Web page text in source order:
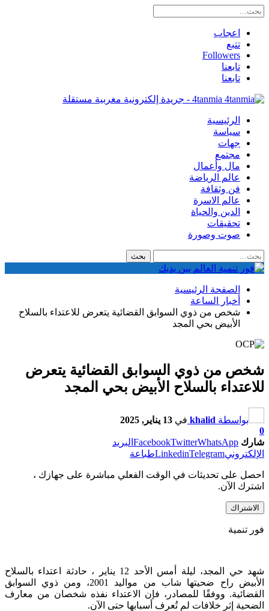
اعجاب
تتبع
Followers
تابعنا
تابعنا
4tanmia - جريدة إلكترونية مغربية مستقلة
الرئيسية
سياسة
جهات
مجتمع
مال وأعمال
عالم الرياضة
فن وثقافة
عالم الاسرة
الدين والحياة
تحقيقات
صوت وصورة
الصفحة الرئيسية
أخبار الساعة
شخص من ذوي السوابق القضائية يتعرض للاعتداء بالسلاح
الأبيض بحي المجد
شخص من ذوي السوابق القضائية يتعرض
للاعتداء بالسلاح الأبيض بحي المجد
بواسطة khalid في 13 يناير, 2025
0
شارك
FacebookTwitterWhatsApp
البريد
الإلكتروني
LinkedinTelegram طباعة
احصل على تحديثات في الوقت الفعلي مباشرة على جهازك ،
اشترك الآن.
الاشتراك
فور تنمية
شهد حي المجد، ليلة أمس الأحد 12 يناير ، حادثة اعتداء بالسلاح
الأبيض راح ضحيتها شاب من مواليد 2001، ومن ذوي السوابق
القضائية. ووفقًا للمصادر، فإن الاعتداء نفذه شخصان من معارف
الضحية إثر خلافات لم تُعرف أسبابها حتى الآن.